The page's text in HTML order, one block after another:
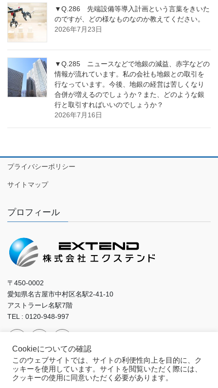
▼Q.286 先端設備等導入計画という言葉をきいた
のですが、どの様なものなのか教えてください。
2026年7月23日
▼Q.285 ニュースなどで地銀の減益、赤字などの
情報が流れています。私の会社も地銀との取引を
行なっています。今後、地銀の経営は苦しくなり
合併が増えるのでしょうか？また、どのような銀
行と取引すればいいのでしょうか？
2026年7月16日
プライバシーポリシー
サイトマップ
プロフィール
〒450-0002
愛知県名古屋市中村区名駅2-41-10
アストラーレ名駅7階
TEL : 0120-948-997
Cookieについての確認
このウェブサイトでは、サイトの利便性向上を目的に、ク
ッキーを使用しています。サイトを閲覧いただく際には、
クッキーの使用に同意いただく必要があります。